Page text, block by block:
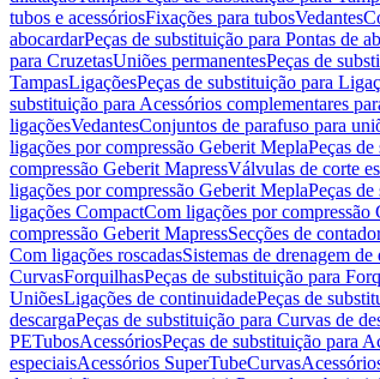
tubos e acessóriosFixações para tubosVedantes
abocardarPeças de substituição para Pontas de
para CruzetasUniões permanentesPeças de
TampasLigaçõesPeças de substituição para
substituição para Acessórios complementares
ligaçõesVedantesConjuntos de parafuso para
ligações por compressão Geberit MeplaPeças
compressão Geberit MapressVálvulas de corte
ligações por compressão Geberit MeplaPeças
ligações CompactCom ligações por compressão
compressão Geberit MapressSecções de
Com ligações roscadasSistemas de drenagem
CurvasForquilhasPeças de substituição para
UniõesLigações de continuidadePeças de
descargaPeças de substituição para Curvas de
PETubosAcessóriosPeças de substituição para
especiaisAcessórios SuperTubeCurvas